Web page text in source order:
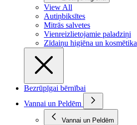
View All
Autiņbiksītes
Mitrās salvetes
Vienreizlietojamie paladziņi
Zīdaiņu higiēna un kosmētika
Bezrūpīgai bērnībai
Vannai un Peldēm
Vannai un Peldēm